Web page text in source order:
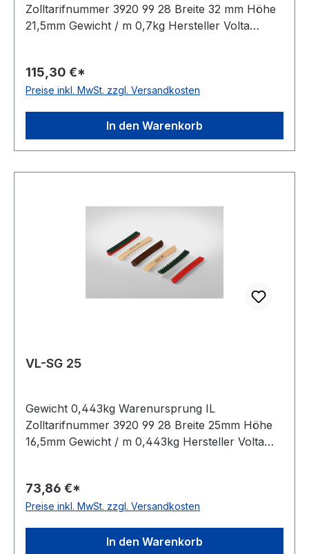
Zolltarifnummer 3920 99 28 Breite 32 mm Höhe
21,5mm Gewicht / m 0,7kg Hersteller Volta
FDA-Zulassung ja Zugstrang nein Shorehärte
80° Shore A
115,30 €*
Preise inkl. MwSt. zzgl. Versandkosten
In den Warenkorb
VL-SG 25
Gewicht 0,443kg Warenursprung IL
Zolltarifnummer 3920 99 28 Breite 25mm Höhe
16,5mm Gewicht / m 0,443kg Hersteller Volta
FDA-Zulassung ja Zugstrang nein Shorehärte
80° Shore A
73,86 €*
Preise inkl. MwSt. zzgl. Versandkosten
In den Warenkorb